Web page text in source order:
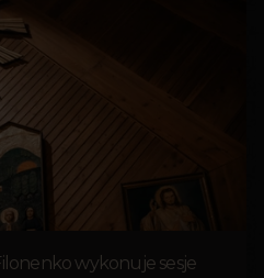
wykonuje sesje